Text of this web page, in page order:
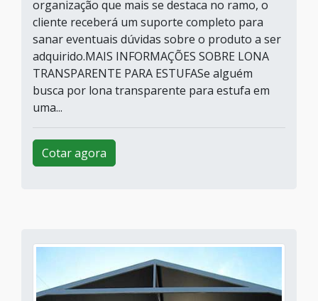
organização que mais se destaca no ramo, o
cliente receberá um suporte completo para
sanar eventuais dúvidas sobre o produto a ser
adquirido.MAIS INFORMAÇÕES SOBRE LONA
TRANSPARENTE PARA ESTUFASe alguém
busca por lona transparente para estufa em
uma...
Cotar agora